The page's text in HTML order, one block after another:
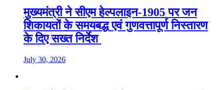
मुख्यमंत्री ने सीएम हेल्पलाइन-1905 पर जन
शिकायतों के समयबद्ध एवं गुणवत्तापूर्ण निस्तारण
के दिए सख्त निर्देश
July 30, 2026